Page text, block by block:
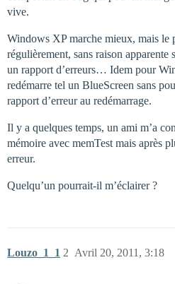
vive.
Windows XP marche mieux, mais le
régulièrement, sans raison
un rapport d’erreurs… Idem pour
redémarre tel un BlueScreen sans
rapport d’erreur au redémarrage.
Il y a quelques temps, un ami m’a
mémoire avec memTest mais après
erreur.
Quelqu’un pourrait-il m’éclairer ?
Louzo_1_1 Avril 20, 2011, 3:18
2